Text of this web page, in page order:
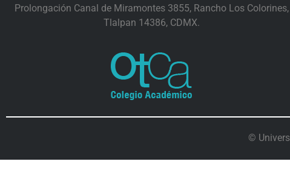
Prolongación Canal de Miramontes 3855, Rancho Los Colorines,
Tlalpan 14386, CDMX.
©